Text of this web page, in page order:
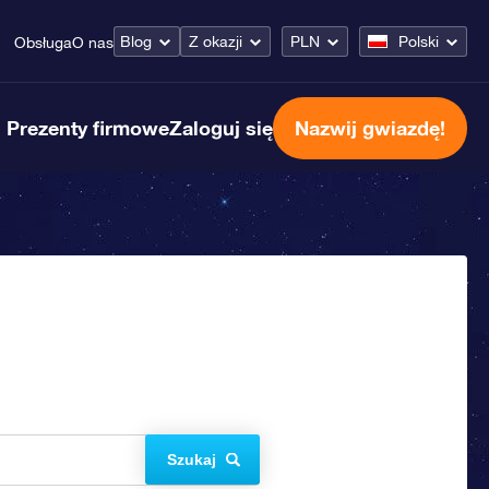
ObsługaO nas Blog Z okazji PLN Polski
Prezenty firmoweZaloguj się Nazwij gwiazdę!
Szukaj